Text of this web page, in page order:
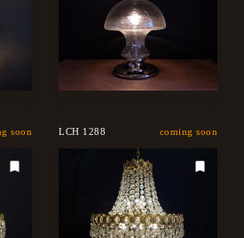
soon LCH 1288 coming soon